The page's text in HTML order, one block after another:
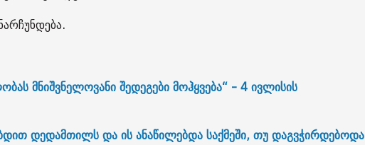
მნიშვნელოვანი შედეგები მოჰყვება“ - 4 ივლისის
დედამთილს და ის ანაწილებდა საქმეში, თუ დაგვჭირდებოდა